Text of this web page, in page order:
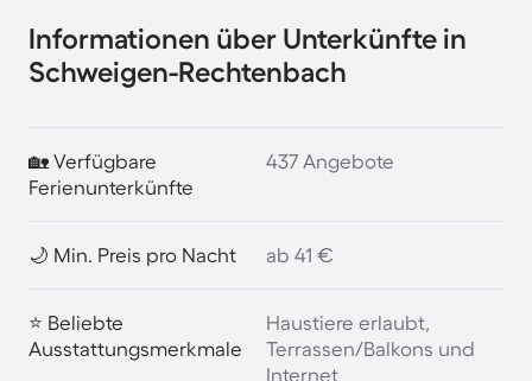
Informationen über Unterkünfte in
Schweigen-Rechtenbach
🏡 Verfügbare
Ferienunterkünfte
437 Angebote
🌙 Min. Preis pro Nacht ab 41 €
⭐ Beliebte
Ausstattungsmerkmale
Haustiere erlaubt,
Terrassen/Balkons und
Internet